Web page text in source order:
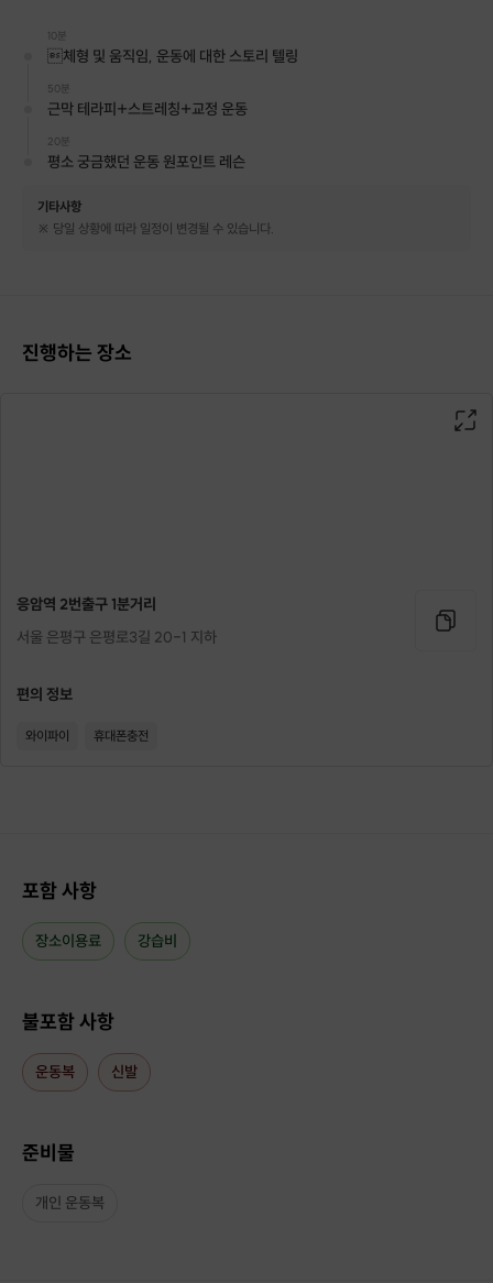
(평일 시간 확정 후, 변경이 어려우니 반드
시 먼저 문의주세요!)
주말 : 토요일 오전 10시 ~ 오후 7시 / 일요
일 : 오후 5시 ~ 오후 10시
[내용]
평소 궁금했던 운동 자세 및 방법에 대한 원포인트 레슨 & 솔루션
두통, 거북목, 라운드 숄더, 굽은 등(상체) / 골반 불균형, 무릎 통
증, 발바닥 통증, 종아리 붓기(하체) 문제가 있으신 분들
운동 방법과 자세에 대한 맞춤형 솔루션이 필요하신 분들
10분
체형 및 움직임, 운동에 대한 스토리 텔링
50분
근막 테라피+스트레칭+교정 운동
20분
평소 궁금했던 운동 원포인트 레슨
기타사항
※ 당일 상황에 따라 일정이 변경될 수 있습니다.
진행하는 장소
응암역 2번출구 1분거리
서울 은평구 은평로3길 20-1 지하
편의 정보
와이파이 휴대폰충전
포함 사항
장소이용료 강습비
불포함 사항
운동복 신발
준비물
개인 운동복